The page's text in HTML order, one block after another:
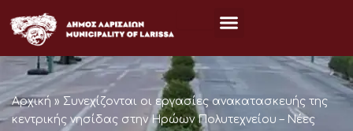
στο
περιεχόμενο
Αρχική » Συνεχίζονται οι εργασίες ανακατασκευής της
κεντρικής νησίδας στην Ηρώων Πολυτεχνείου – Νέες